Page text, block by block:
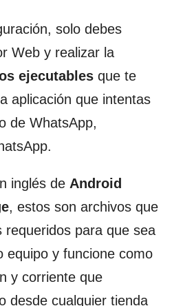
solo debes
Web y realizar la
ejecutables que te
aplicación que intentas
de WhatsApp,
inglés de Android
, estos son archivos que
requeridos para que sea
equipo y funcione como
y corriente que
desde cualquier tienda